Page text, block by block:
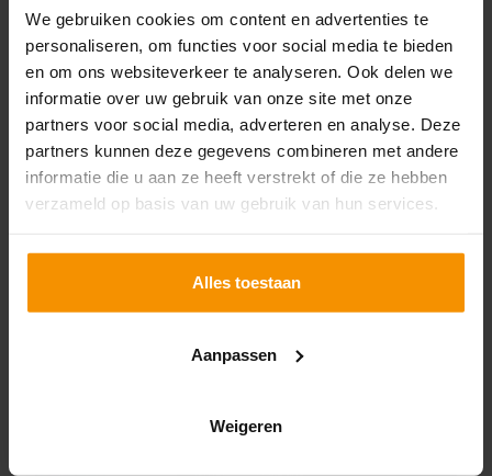
We gebruiken cookies om content en advertenties te
personaliseren, om functies voor social media te bieden
en om ons websiteverkeer te analyseren. Ook delen we
informatie over uw gebruik van onze site met onze
partners voor social media, adverteren en analyse. Deze
partners kunnen deze gegevens combineren met andere
informatie die u aan ze heeft verstrekt of die ze hebben
verzameld op basis van uw gebruik van hun services.
Alles toestaan
Aanpassen
Weigeren
Belastingadviseur |
Leeuwarden
expertise voor fiscale advisering kunt laten zien? Bij
ons krijg je de kans om een perfecte balans te vinden
tussen advies verlenen en nauw contact
je professionele skills en enthousiasme in te zetten